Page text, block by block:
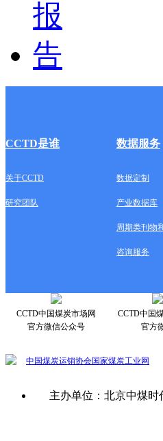
CCTD是谁 数据服务
关于CCTD 数据定制
研究团队 产业数据库
周期类刊物
咨询服务
CCTD中国煤炭市场网
官方微信公众号
CCTD中国
官方
中国煤炭运销协会国家煤炭工业网
主办单位：北京中煤